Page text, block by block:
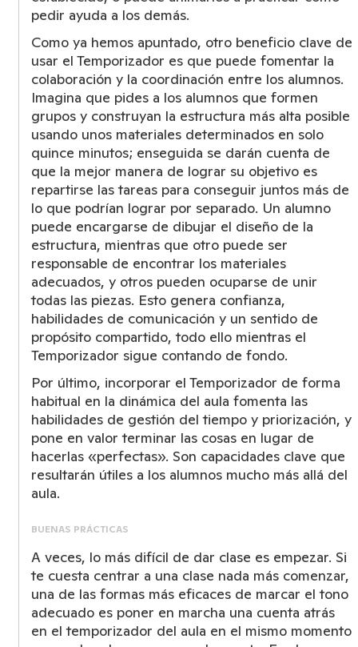
pedir ayuda a los demás.
Como ya hemos apuntado, otro beneficio clave de
usar el Temporizador es que puede fomentar la
colaboración y la coordinación entre los alumnos.
Imagina que pides a los alumnos que formen
grupos y construyan la estructura más alta posible
usando unos materiales determinados en solo
quince minutos; enseguida se darán cuenta de
que la mejor manera de lograr su objetivo es
repartirse las tareas para conseguir juntos más de
lo que podrían lograr por separado. Un alumno
puede encargarse de dibujar el diseño de la
estructura, mientras que otro puede ser
responsable de encontrar los materiales
adecuados, y otros pueden ocuparse de unir
todas las piezas. Esto genera confianza,
habilidades de comunicación y un sentido de
propósito compartido, todo ello mientras el
Temporizador sigue contando de fondo.
Por último, incorporar el Temporizador de forma
habitual en la dinámica del aula fomenta las
habilidades de gestión del tiempo y priorización, y
pone en valor terminar las cosas en lugar de
hacerlas «perfectas». Son capacidades clave que
resultarán útiles a los alumnos mucho más allá del
aula.
BUENAS PRÁCTICAS
A veces, lo más difícil de dar clase es empezar. Si
te cuesta centrar a una clase nada más comenzar,
una de las formas más eficaces de marcar el tono
adecuado es poner en marcha una cuenta atrás
en el temporizador del aula en el mismo momento